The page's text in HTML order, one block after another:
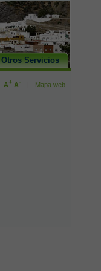
Otros Servicios
A+ A- | Mapa web